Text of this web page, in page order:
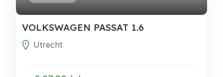
VOLKSWAGEN PASSAT 1.6
Utrecht